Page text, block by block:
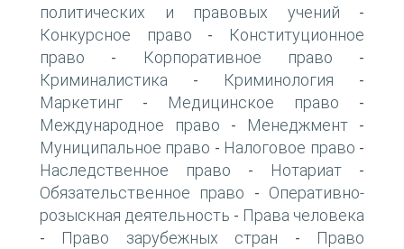
политических и правовых учений -
Конкурсное право -
Конституционное
право - Корпоративное право -
Криминалистика - Криминология -
Маркетинг - Медицинское право -
Международное право - Менеджмент -
Муниципальное право - Налоговое право -
Наследственное право - Нотариат -
Обязательственное право - Оперативно-
розыскная деятельность - Права человека
- Право зарубежных стран -
Право